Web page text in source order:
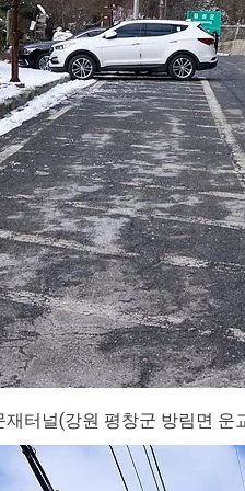
터널(강원 평창군 방림면 운